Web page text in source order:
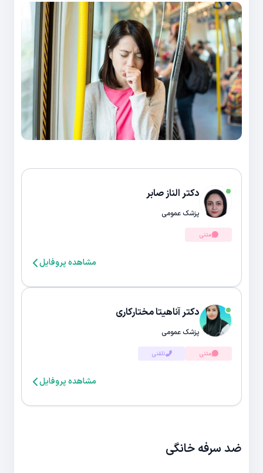
دکتر الناز صابر
پزشک عمومی
متنی
مشاهده پروفایل
دکتر آناهیتا مختارکاری
پزشک عمومی
متنی تلفنی
مشاهده پروفایل
ضد سرفه خانگی